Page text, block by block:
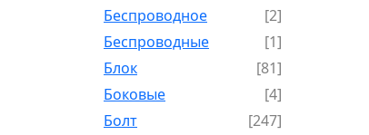
Беспроводное
[2]
Беспроводные
[1]
Блок
[81]
Боковые
[4]
Болт
[247]